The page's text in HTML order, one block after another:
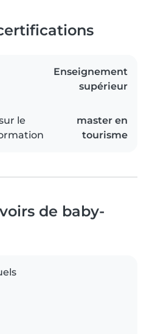
Enseignement
supérieur
le
master en
tourisme
de baby-